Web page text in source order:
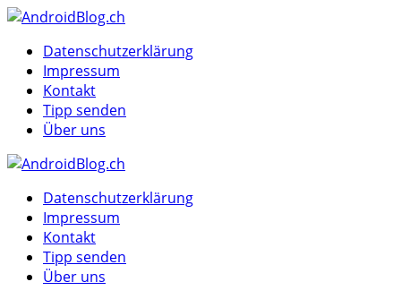
Menu
MenuDatenschutzerklärung
Impressum
Kontakt
Tipp senden
Über uns
Datenschutzerklärung
Impressum
Kontakt
Tipp senden
Über uns